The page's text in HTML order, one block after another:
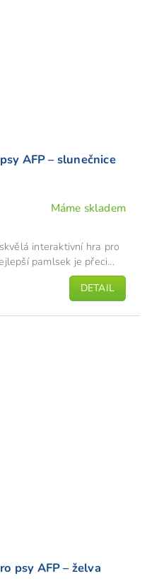
AFP – slunečnice
Máme skladem
DETAIL
interaktivní hra pro
pamlsek je přeci...
psy AFP – želva